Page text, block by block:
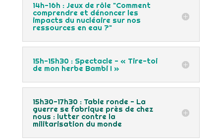
14h-16h : Jeux de rôle "Comment
comprendre et dénoncer les
impacts du nucléaire sur nos
ressources en eau ?"
15h-15h30 : Spectacle - « Tire-toi
de mon herbe Bambi ! »
15h30-17h30 : Table ronde - La
guerre se fabrique près de chez
nous : lutter contre la
militarisation du monde